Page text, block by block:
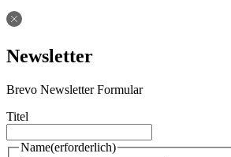
Newsletter
Brevo Newsletter Formular
Titel
Name(erforderlich)